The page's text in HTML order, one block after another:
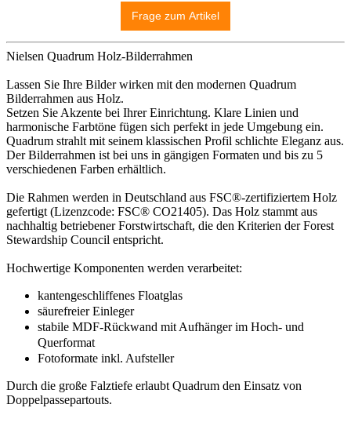
Nielsen Quadrum Holz-Bilderrahmen
Lassen Sie Ihre Bilder wirken mit den modernen Quadrum
Bilderrahmen aus Holz.
Setzen Sie Akzente bei Ihrer Einrichtung. Klare Linien und
harmonische Farbtöne fügen sich perfekt in jede Umgebung ein.
Quadrum strahlt mit seinem klassischen Profil schlichte Eleganz aus.
Der Bilderrahmen ist bei uns in gängigen Formaten und bis zu 5
verschiedenen Farben erhältlich.
Die Rahmen werden in Deutschland aus FSC®-zertifiziertem Holz
gefertigt (Lizenzcode: FSC® CO21405). Das Holz stammt aus
nachhaltig betriebener Forstwirtschaft, die den Kriterien der Forest
Stewardship Council entspricht.
Hochwertige Komponenten werden verarbeitet:
kantengeschliffenes Floatglas
säurefreier Einleger
stabile MDF-Rückwand mit Aufhänger im Hoch- und
Querformat
Fotoformate inkl. Aufsteller
Durch die große Falztiefe erlaubt Quadrum den Einsatz von
Doppelpassepartouts.